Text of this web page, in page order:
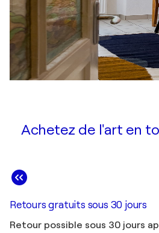
Achetez de l'art en
Retours gratuits sous 30 jours
Retour possible sous 30 jours